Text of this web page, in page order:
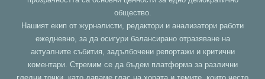
общество.
Нашият екип от журналисти, редактори и анализатори работи
ежедневно, за да осигури балансирано отразяване на
актуалните събития, задълбочени репортажи и критични
коментари. Стремим се да бъдем платформа за различни